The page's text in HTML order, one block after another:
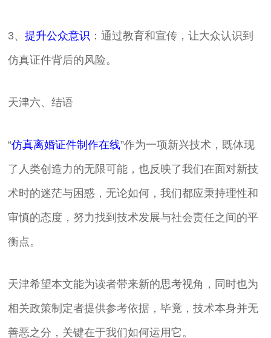
3、提升公众意识 ：通过教育和宣传，让大众认识到
仿真证件背后的风险。
天津六、结语
“仿真离婚证件制作在线”作为一项新兴技术，既体现
了人类创造力的无限可能，也反映了我们在面对新技
术时的迷茫与困惑，无论如何，我们都应秉持理性和
审慎的态度，努力找到技术发展与社会责任之间的平
衡点。
天津希望本文能为读者带来新的思考视角，同时也为
相关政策制定者提供参考依据，毕竟，技术本身并无
善恶之分，关键在于我们如何运用它。